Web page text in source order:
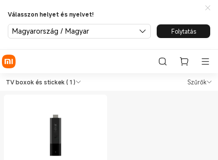
Válasszon helyet és nyelvet!
Magyarország / Magyar Folytatás
Shop TV és háztartási
TV boxok és stickek ( 1 ) Szűrők
Shop TV és háztartási eszközök TV